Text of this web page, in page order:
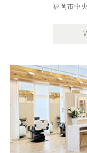
福岡市中